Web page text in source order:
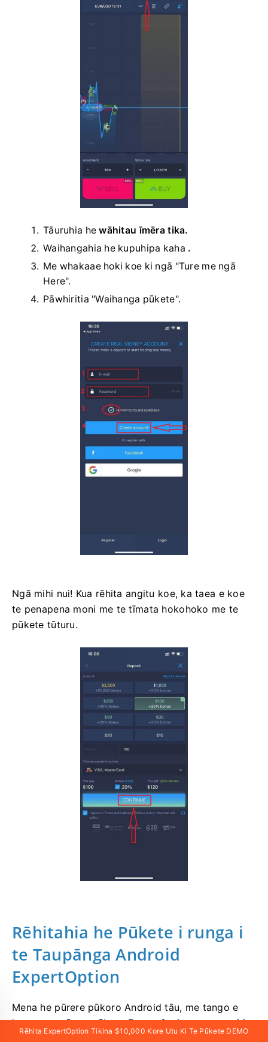
Tāuruhia hewāhitau īmēra tika.
Waihangahia he kupuhipa kaha .
Me whakaae hoki koe ki ngā "Ture me ngā
Here".
Pāwhiritia "Waihanga pūkete".
Ngā mihi nui! Kua rēhita angitu koe, ka taea e koe
te penapena moni me te tīmata hokohoko me te
pūkete tūturu.
Rēhitahia he Pūkete i runga i
te Taupānga Android
ExpertOption
Mena he pūrere pūkoro Android tāu, me tango e
koe te taupānga pūkoro ExpertOption mana mai i
Google Play, i
konei rānei
Rēhita ExpertOption Tikina $10,000 Kore Utu Ki Te Pūkete DEMO